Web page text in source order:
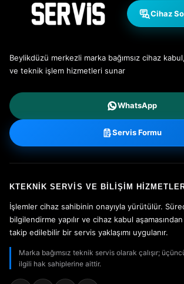
Cihaz
Beylikdüzü merkezli marka bağımsız cihaz
ve teknik işlem hizmetleri sunar
WhatsApp
Servis Formu
KTEKNIK SERVIS VE BILIŞIM
İşlemler cihaz sahibinin onayıyla yürütülür.
bilgilendirme yapılır ve cihaz kabul
takip edilebilir bir servis yaklaşımı uygulanır.
Marka bağımsız teknik servis olarak çalışır;
ilgili hak sahiplerine aittir.